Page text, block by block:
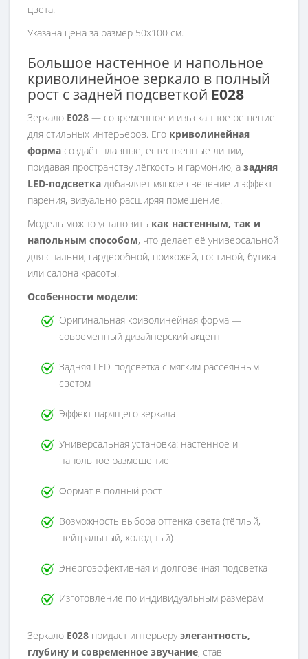
цвета.
Указана цена за размер 50х100 см.
Большое настенное и напольное
криволинейное зеркало в полный
рост с задней подсветкой E028
Зеркало E028 — современное и изысканное решение
для стильных интерьеров. Его криволинейная
форма создаёт плавные, естественные линии,
придавая пространству лёгкость и гармонию, а задняя
LED-подсветка добавляет мягкое свечение и эффект
парения, визуально расширяя помещение.
Модель можно установить как настенным, так и
напольным способом, что делает её универсальной
для спальни, гардеробной, прихожей, гостиной, бутика
или салона красоты.
Особенности модели:
Оригинальная криволинейная форма —
современный дизайнерский акцент
Задняя LED-подсветка с мягким рассеянным
светом
Эффект парящего зеркала
Универсальная установка: настенное и
напольное размещение
Формат в полный рост
Возможность выбора оттенка света (тёплый,
нейтральный, холодный)
Энергоэффективная и долговечная подсветка
Изготовление по индивидуальным размерам
Зеркало E028 придаст интерьеруэлегантность,
глубину и современное звучание, став